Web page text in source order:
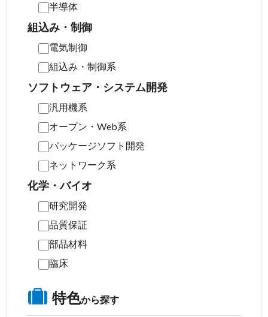
半導体
組込み・制御
電気制御
組込み・制御系
ソフトウェア・システム開発
汎用機系
オープン・Web系
パッケージソフト開発
ネットワーク系
化学・バイオ
研究開発
品質保証
部品材料
臨床
特色から探す